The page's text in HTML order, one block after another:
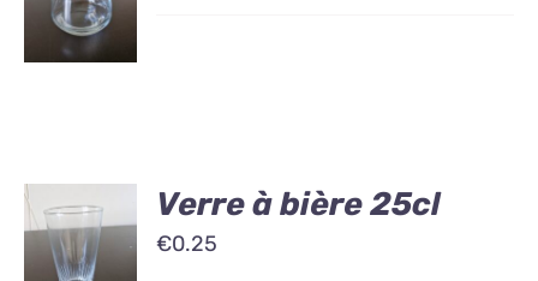
Verre à bière 25cl
€0.25